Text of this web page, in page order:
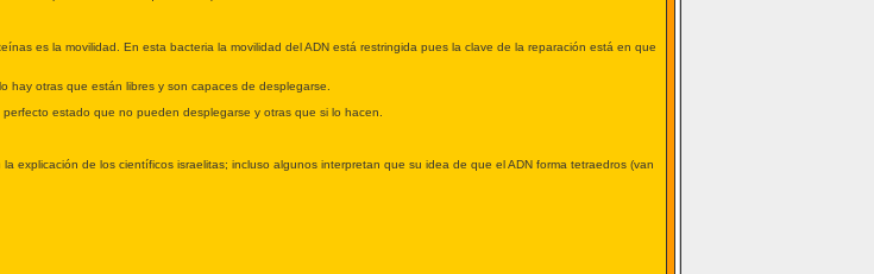
es la movilidad. En esta bacteria la movilidad del ADN está restringida pues la clave de la reparación está en que
hay otras que están libres y son capaces de desplegarse.
estado que no pueden desplegarse y otras que si lo hacen.
explicación de los científicos israelitas; incluso algunos interpretan que su idea de que el ADN forma tetraedros (van